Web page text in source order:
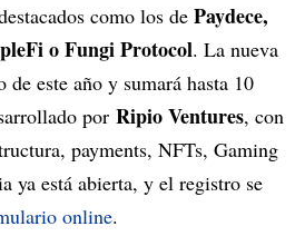
como los de Paydece,
o Fungi Protocol. La nueva
este año y sumará hasta 10
por Ripio Ventures, con
payments, NFTs, Gaming
ya está abierta, y el registro se
online.